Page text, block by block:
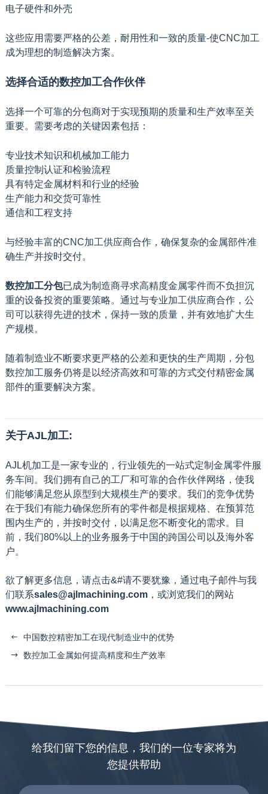
电子硬件和外壳
这些应用需要严格的公差，耐用性和一致的质量-使CNC加工
成为理想的制造解决方案。
选择合适的数控加工合作伙伴
选择一个可靠的分包商对于实现预期的质量和生产效率至关
重要。需要考虑的关键因素包括：
专业技术知识和机械加工能力
质量控制认证和检验流程
具有特定金属材料和行业的经验
生产能力和交货可靠性
通信和工程支持
与经验丰富的CNC加工供应商合作，确保复杂的金属部件准
确生产并按时交付。
数控加工分包已成为制造商寻求高精度金属零件而不负担沉
重的设备投资的重要策略。通过与专业加工供应商合作，公
司可以获得先进的技术，保持一致的质量，并有效地扩大生
产规模。
随着制造业不断要求更严格的公差和更快的生产周期，分包
数控加工服务仍将是以经济高效和可靠的方式交付精密金属
部件的重要解决方案。
关于AJL加工:
AJL机加工是一家专业的，行业领先的一站式定制金属零件服
务车间。我们拥有自己的工厂和可靠的合作伙伴网络，使我
们能够满足您从原型到大规模生产的要求。我们的竞争优势
在于我们有能力确保您所有的零件都是根据规格、在预算范
围内生产的，并按时交付，以满足您不断变化的需求。目
前，我们80%以上的业务服务于中国的跨国公司以及海外客
户。
欲了解更多信息，请点击&#请不要犹豫，通过电子邮件与我
们联系sales@ajlmachining.com，或浏览我们的网站
www.ajlmachining.com
中国数控精密加工在现代制造业中的优势
数控加工金属如何提高精度和生产效率
给我们留下您的信息，我们的一位专家将为
您提供帮助